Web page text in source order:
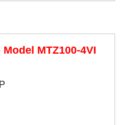
MTZ100-4VI